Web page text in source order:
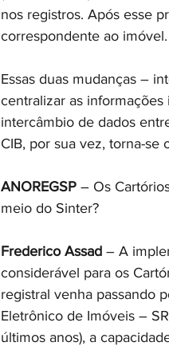
nos registros. Após esse
correspondente ao imóvel.
Essas duas mudanças –
centralizar as informações
intercâmbio de dados
CIB, por sua vez, torna-
ANOREGSP – Os
meio do Sinter?
Frederico Assad – A
considerável para os
registral venha passando
Eletrônico de Imóveis –
últimos anos), a